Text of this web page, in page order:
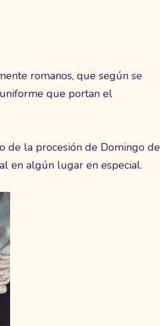
romanos, que según se
que portan el
de la procesión de Domingo de
en algún lugar en especial.